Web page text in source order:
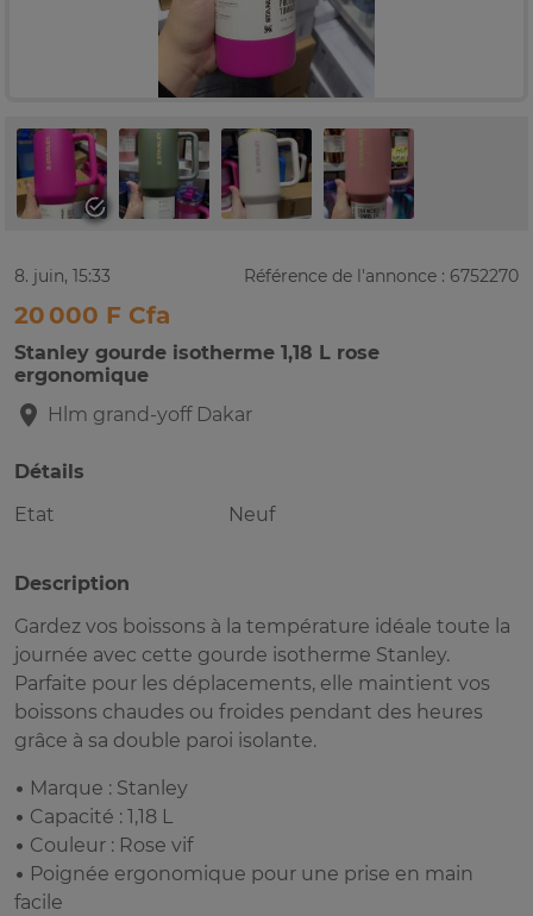
8. juin, 15:33 Référence de l'annonce : 6752270
20 000 F Cfa
Stanley gourde isotherme 1,18 L rose
ergonomique
Hlm grand-yoff Dakar
Détails
Etat
Neuf
Description
Gardez vos boissons à la température idéale toute la
journée avec cette gourde isotherme Stanley.
Parfaite pour les déplacements, elle maintient vos
boissons chaudes ou froides pendant des heures
grâce à sa double paroi isolante.
• Marque : Stanley
• Capacité : 1,18 L
• Couleur : Rose vif
• Poignée ergonomique pour une prise en main
facile